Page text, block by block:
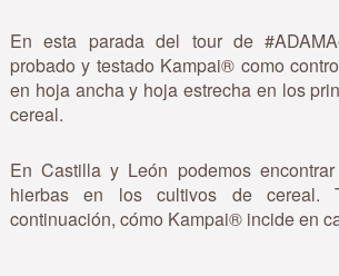
En esta parada del tour de
probado y testado Kampai® como
en hoja ancha y hoja estrecha en los
cereal.
En Castilla y León podemos
hierbas en los cultivos de cereal.
continuación, cómo Kampai® incide en